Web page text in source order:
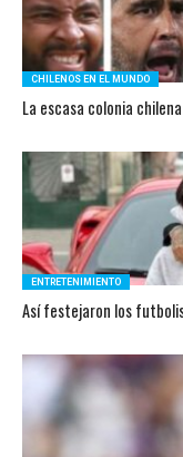
CHILENOS EN EL MUNDO
La escasa colonia
ENTRETENIMIENTO
Así festejaron los